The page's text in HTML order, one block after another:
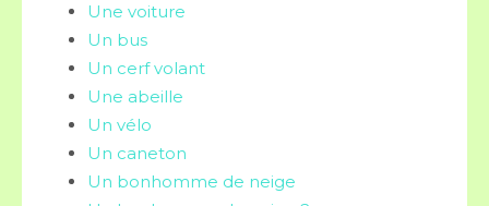
Une voiture
Un bus
Un cerf volant
Une abeille
Un vélo
Un caneton
Un bonhomme de neige